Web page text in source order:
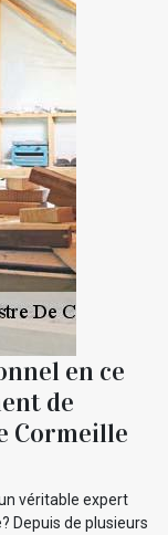
en ce
de
Cormeille
véritable expert
Depuis de plusieurs